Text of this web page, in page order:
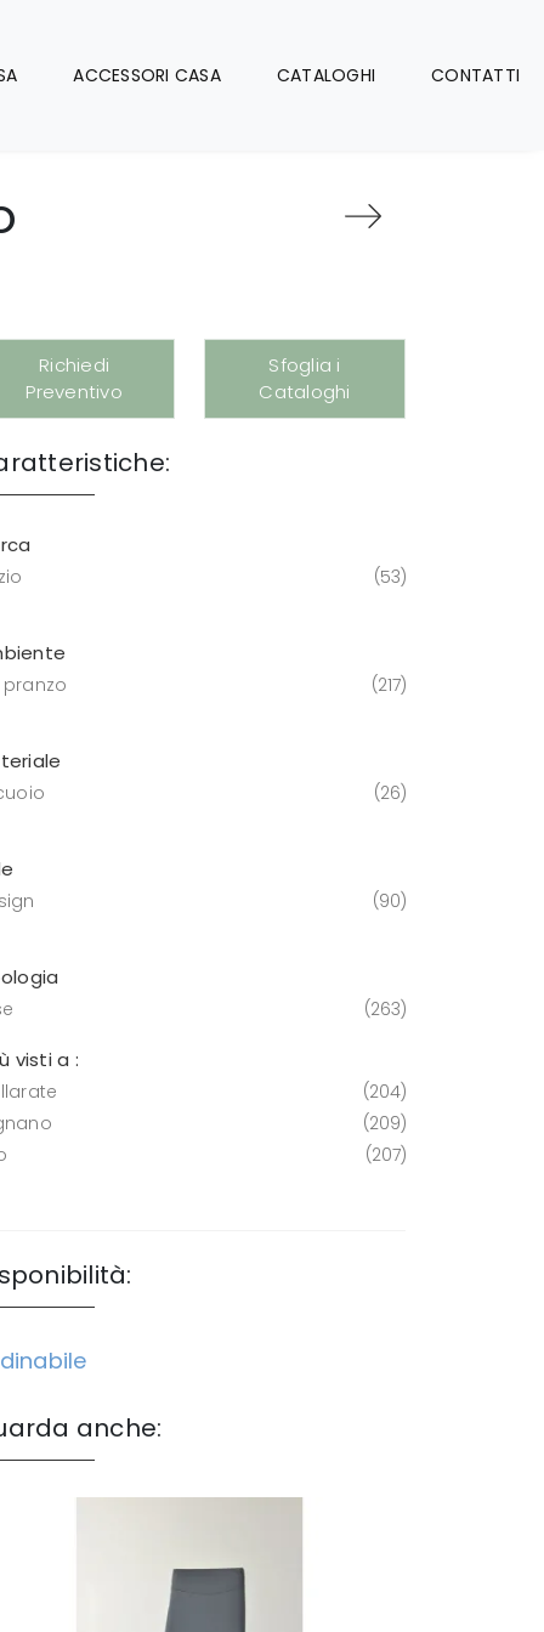
ACCESSORI CASA CATALOGHI CONTATTI
Richiedi
Preventivo
Sfoglia i
Cataloghi
53
217
26
90
263
visti a :
204
209
207
anche: